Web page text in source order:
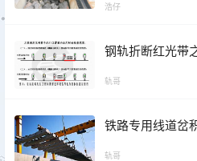
浩仔
钢轨折断红光带
轨哥
铁路专用线道岔
轨哥